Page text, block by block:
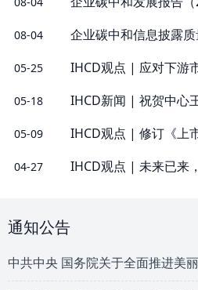
08-04 企业碳中和信息披露质
05-25 IHCD观点 | 应对下游市场
05-18 IHCD新闻 | 祝贺中心王娟老
05-09 IHCD观点 | 修订《上市公
04-27 IHCD观点 | 未来已来，数字
通知公告
中共中央 国务院关于全面推进美